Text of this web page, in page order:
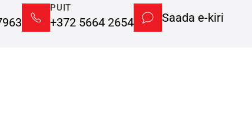
PUIT
+372 5664 2654 Saada e-kiri